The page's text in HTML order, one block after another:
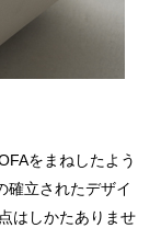
をまねしたよう
確立されたデザイ
はしかたありませ